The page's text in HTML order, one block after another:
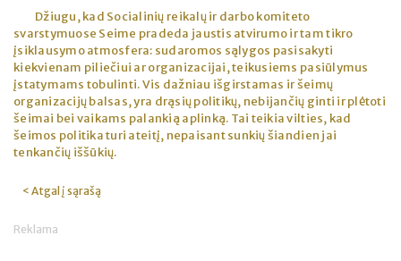
Džiugu, kad Socialinių reikalų ir darbo komiteto
svarstymuose Seime pradeda jaustis atvirumo ir tam tikro
įsiklausymo atmosfera: sudaromos sąlygos pasisakyti
kiekvienam piliečiui ar organizacijai, teikusiems pasiūlymus
įstatymams tobulinti. Vis dažniau išgirstamas ir šeimų
organizacijų balsas, yra drąsių politikų, nebijančių ginti ir plėtoti
šeimai bei vaikams palankią aplinką. Tai teikia vilties, kad
šeimos politika turi ateitį, nepaisant sunkių šiandien jai
tenkančių iššūkių.
< Atgal į sąrašą
Reklama